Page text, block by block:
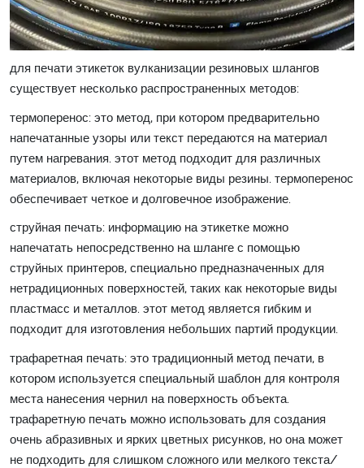
для печати этикеток вулканизации резиновых шлангов
существует несколько распространенных методов:
термоперенос: это метод, при котором предварительно
напечатанные узоры или текст передаются на материал
путем нагревания. этот метод подходит для различных
материалов, включая некоторые виды резины. термоперенос
обеспечивает четкое и долговечное изображение.
струйная печать: информацию на этикетке можно
напечатать непосредственно на шланге с помощью
струйных принтеров, специально предназначенных для
нетрадиционных поверхностей, таких как некоторые виды
пластмасс и металлов. этот метод является гибким и
подходит для изготовления небольших партий продукции.
трафаретная печать: это традиционный метод печати, в
котором используется специальный шаблон для контроля
места нанесения чернил на поверхность объекта.
трафаретную печать можно использовать для создания
очень абразивных и ярких цветных рисунков, но она может
не подходить для слишком сложного или мелкого текста/